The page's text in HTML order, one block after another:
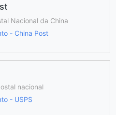
Nacional da China
- China Post
nacional
- USPS